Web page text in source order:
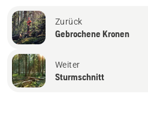
Zurück
Gebrochene Kronen
Weiter
Sturmschnitt